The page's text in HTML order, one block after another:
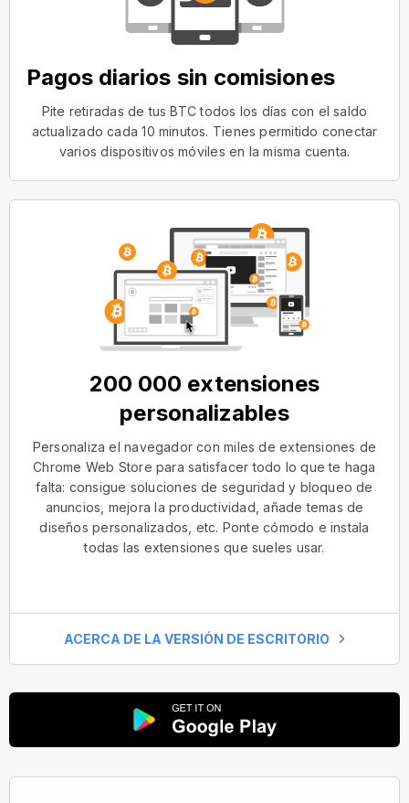
Pagos diarios sin comisiones
Pite retiradas de tus BTC todos los días con el saldo
actualizado cada 10 minutos. Tienes permitido conectar
varios dispositivos móviles en la misma cuenta.
200 000 extensiones
personalizables
Personaliza el navegador con miles de extensiones de
Chrome Web Store para satisfacer todo lo que te haga
falta: consigue soluciones de seguridad y bloqueo de
anuncios, mejora la productividad, añade temas de
diseños personalizados, etc. Ponte cómodo e instala
todas las extensiones que sueles usar.
ACERCA DE LA VERSIÓN DE ESCRITORIO